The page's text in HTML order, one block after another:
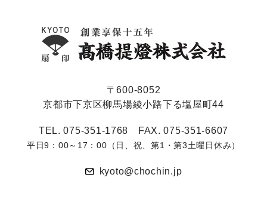
〒600-8052
京都市下京区柳馬場綾小路下る塩屋町44
TEL. 075-351-1768 FAX. 075-351-6607
平日9：00～17：00（日、祝、第1・第3土曜日休み）
kyoto@chochin.jp